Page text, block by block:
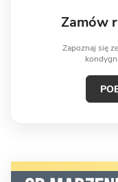
Zamów
Zapoznaj się